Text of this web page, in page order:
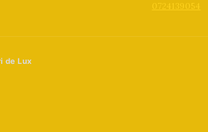
0724139054
de Lux